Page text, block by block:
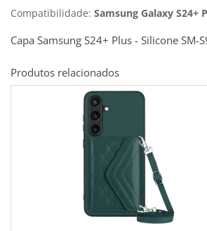
Compatibilidade: Samsung Galaxy S24+
Capa Samsung S24+ Plus - Silicone SM-
Produtos relacionados